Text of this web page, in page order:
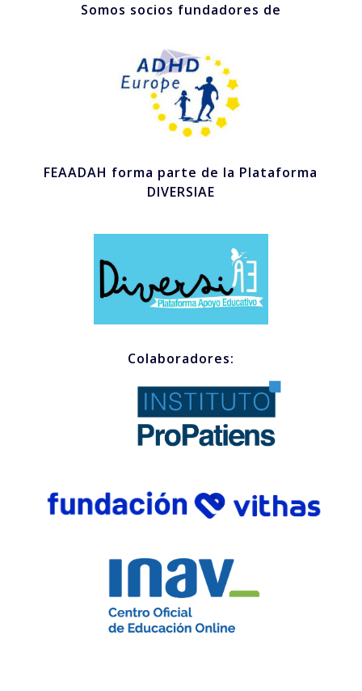
Somos socios fundadores de
FEAADAH forma parte de la Plataforma
DIVERSIAE
Colaboradores: